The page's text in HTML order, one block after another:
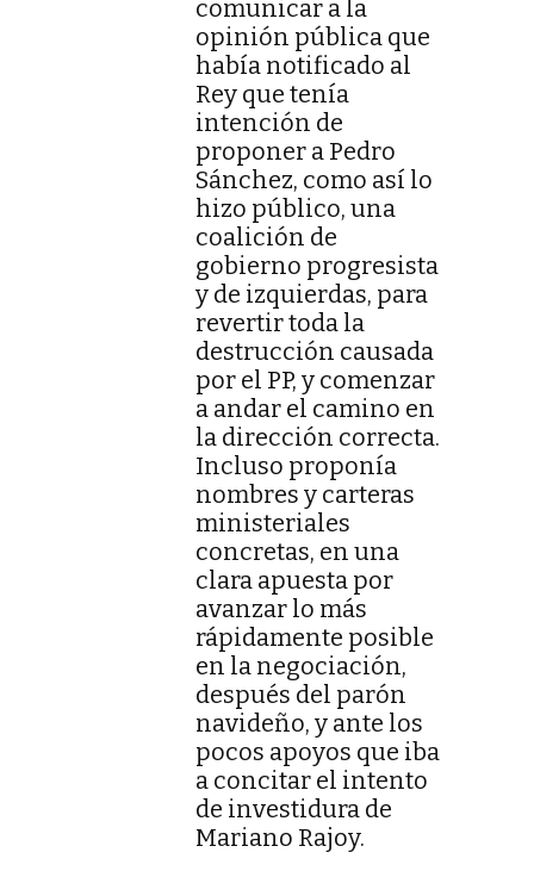
comunicar a la
opinión pública que
había notificado al
Rey que tenía
intención de
proponer a Pedro
Sánchez, como así lo
hizo público, una
coalición de
gobierno progresista
y de izquierdas, para
revertir toda la
destrucción causada
por el PP, y comenzar
a andar el camino en
la dirección correcta.
Incluso proponía
nombres y carteras
ministeriales
concretas, en una
clara apuesta por
avanzar lo más
rápidamente posible
en la negociación,
después del parón
navideño, y ante los
pocos apoyos que iba
a concitar el intento
de investidura de
Mariano Rajoy.